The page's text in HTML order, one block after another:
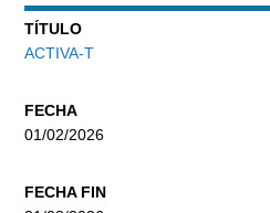
TÍTULO
ACTIVA-T
FECHA
01/02/2026
FECHA FIN